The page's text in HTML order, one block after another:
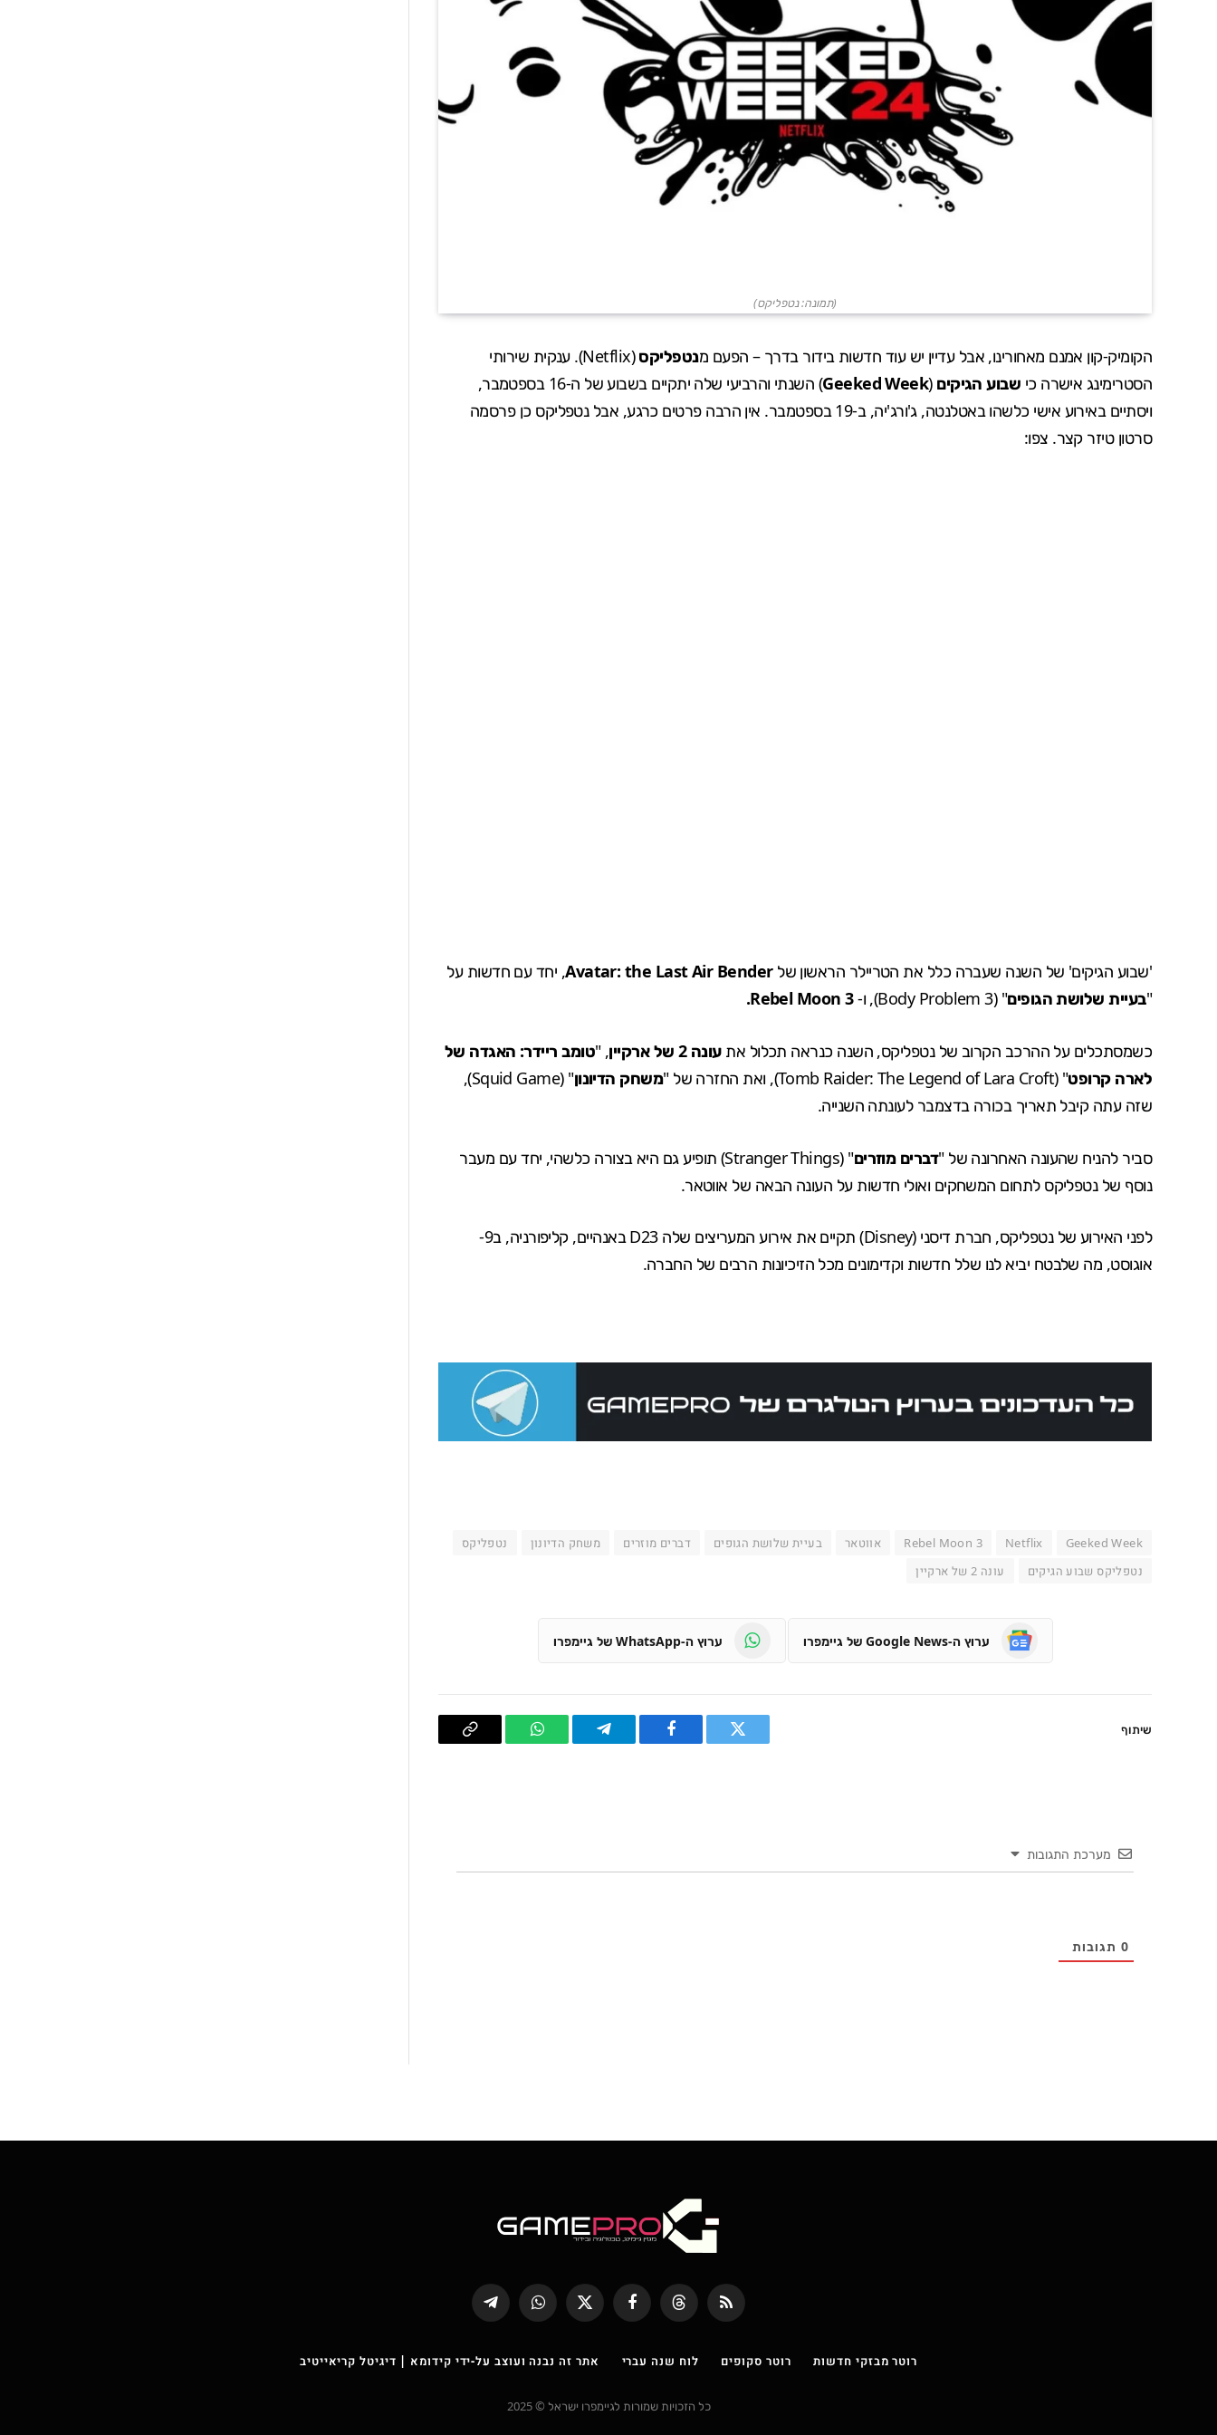
(תמונה: נטפליקס)
הקומיק-קון אמנם מאחורינו, אבל עדיין יש עוד חדשות בידור בדרך – הפעם מנטפליקס(
Netflix). ענקית שירותי
הסטרימינג אישרה כי שבוע הגיקים (
Geeked Week
) השנתי והרביעי שלה יתקיים בשבוע של ה-16 בספטמבר,
ויסתיים באירוע אישי כלשהו באטלנטה, ג'ורג'יה, ב-19 בספטמבר. אין הרבה פרטים כרגע, אבל נטפליקס כן פרסמה
סרטון טיזר קצר. צפו:
'שבוע הגיקים' של השנה שעברה כלל את הטריילר הראשון שלAvatar: the Last Air Bender, יחד עם חדשות על
"בעיית שלושת הגופים" (3 Body Problem), ו- Rebel Moon 3.
כשמסתכלים על ההרכב הקרוב של נטפליקס, השנה כנראה תכלול אתעונה 2 של ארקיין , "טומב ריידר: האגדה של
לארה קרופט" (Tomb Raider: The Legend of Lara Croft), ואת החזרה של " משחק הדיונון
" (Squid Game),
שזה עתהקיבל תאריך בכורה בדצמבר לעונתה השנייה.
סביר להניח שהעונה האחרונה של "דברים מוזרים
" (Stranger Things) תופיע גם היא בצורה כלשהי, יחד עם מעבר
נוסף של נטפליקס לתחום המשחקים ואולי חדשות על העונה הבאה של אווטאר.
לפני האירוע של נטפליקס, חברת דיסני (Disney) תקיים את אירוע המעריצים שלהD23
באנהיים, קליפורניה, ב9-
אוגוסט, מה שלבטח יביא לנו שלל חדשות וקדימונים מכל הזיכיונות הרבים של החברה.
Geeked Week
Netflix
Rebel Moon 3 אווטאר בעיית שלושת הגופים דברים מוזרים משחק הדיונון
נטפליקס
נטפליקס שבוע הגיקים
עונה 2 של ארקיין
ערוץ ה-Google News של גיימפרו ערוץ ה-WhatsApp של גיימפרו
שיתוף
טוויטר
פייסבוק Telegram
WhatsAppהעתק
מערכת התגובות
0 תגובות
RSS
Threads פייסבוק
X
(טוויטר)
WhatsApp
Telegram
רוטר מבזקי חדשות רוטר סקופים לוח שנה עברי אתר זה נבנה ועוצב על-ידי קידומא | דיגיטל קריאייטיב
כל הזכויות שמורות לגיימפרו ישראל © 2025